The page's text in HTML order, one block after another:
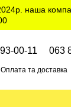
наша
00-11 063
Оплата та доставка